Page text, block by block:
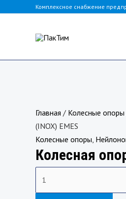
содержимому
Комплексное снабжение
Главная / Колесные опоры
(INOX) EMES
Колесные опоры
Колесная
товара
Колесная
опора
EM05
ZKZ
125
(INOX)